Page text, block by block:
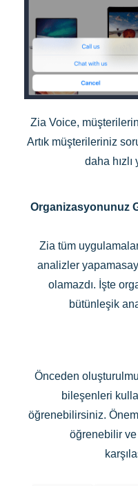
Zia Voice,
Artık müşterileriniz
daha hızlı
Organizasyonunuz
Zia tüm
analizler
olamazdı. İşte
bütünleşik
Önceden
bileşenleri
öğrenebilirsiniz.
öğrenebilir ve